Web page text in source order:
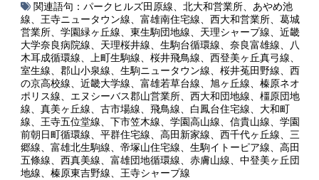
関連語句： パークヒルズ田原線 北大和営業所
あやめ池
線
王寺ニュータウン線 富雄南住宅線 西大和営業所
葛城
営業所
学園緑ヶ丘線 東生駒団地線 天理シャープ線
近畿
大学奈良病院線
天理桜井線 生駒台循環線 奈良富雄線
八
木耳成循環線
上町生駒線 桜井飛鳥線 西登美ヶ丘真弓線
室生線
郡山小泉線 生駒ニュータウン線 桜井菟田野線
西
の京高校線
近畿大学線 富雄若草台線 旭ヶ丘線
榛原ネオ
ポリス線
エヌシーバス郡山営業所 西大和団地線
橿原団地
線
真美ヶ丘線 古市場線 飛鳥線 白鳳台住宅線
大和町
線
王寺五位堂線 下市笠木線 学園高山線 信貴山線
学園
前朝日町循環線
平群住宅線 高田新家線 西千代ヶ丘線
三
郷線
富雄北生駒線 帝塚山住宅線 生駒イトーピア線
高田
五條線
西真美線 富雄団地循環線 赤膚山線
中登美ヶ丘団
地線
榛原東吉野線 王寺シャープ線